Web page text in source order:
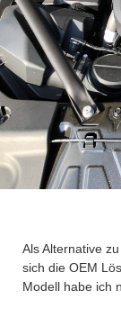
Als Alternative
sich die OEM
Modell habe ich